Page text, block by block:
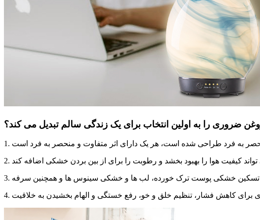
ضروری را به اولین انتخاب برای یک زندگی سالم تبدیل می کند؟